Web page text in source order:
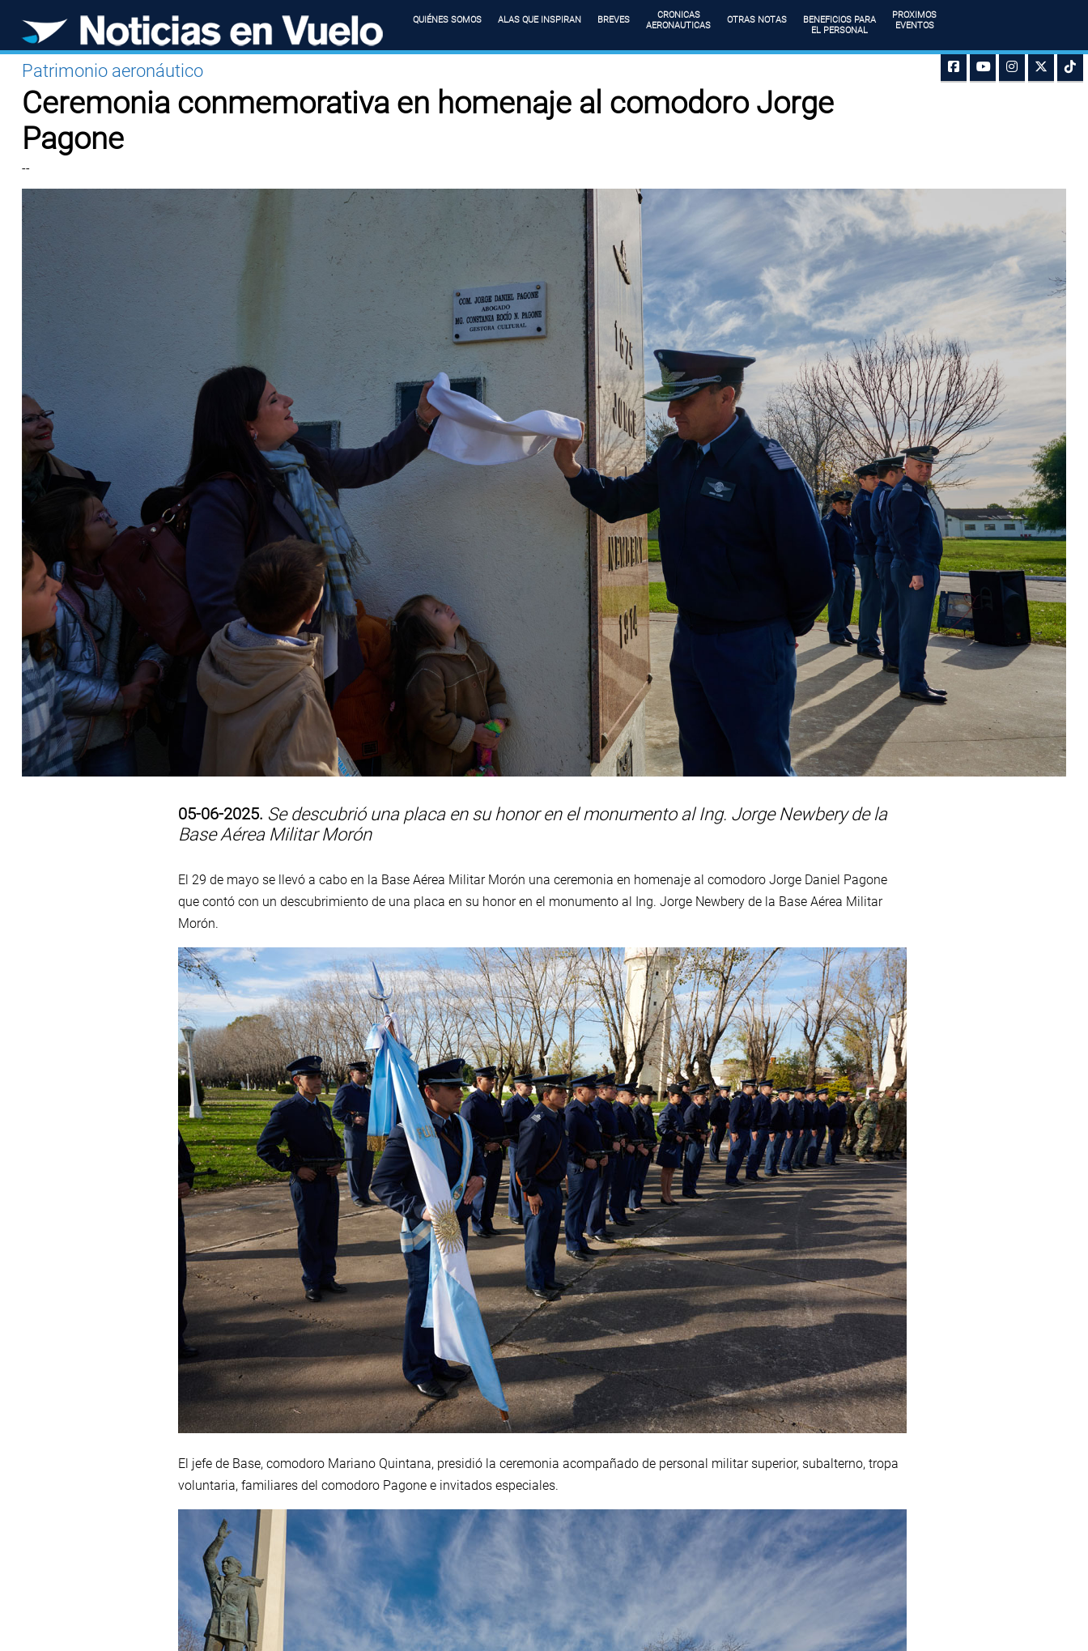
QUIÉNES SOMOS ALAS QUE INSPIRAN BREVES
CRONICAS
AERONAUTICAS
OTRAS NOTAS
BENEFICIOS PARA
EL PERSONAL
PROXIMOS
EVENTOS
Patrimonio aeronáutico
Ceremonia conmemorativa en homenaje al comodoro Jorge
Pagone
--
05-06-2025. Se descubrió una placa en su honor en el monumento al Ing. Jorge Newbery de la
Base Aérea Militar Morón
El 29 de mayo se llevó a cabo en la Base Aérea Militar Morón una ceremonia en homenaje al comodoro Jorge Daniel Pagone
que contó con un descubrimiento de una placa en su honor en el monumento al Ing. Jorge Newbery de la Base Aérea Militar
Morón.
El jefe de Base, comodoro Mariano Quintana, presidió la ceremonia acompañado de personal militar superior, subalterno, tropa
voluntaria, familiares del comodoro Pagone e invitados especiales.